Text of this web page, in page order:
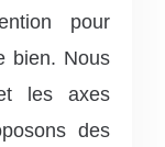
pour
bien. Nous
les axes
des